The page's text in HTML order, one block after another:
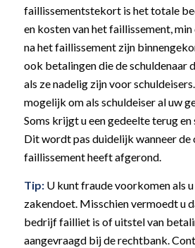
faillissementstekort is het totale
en kosten van het faillissement,
na het faillissement zijn
ook betalingen die de schuldenaar
als ze nadelig zijn voor
mogelijk om als schuldeiser al uw
Soms krijgt u een gedeelte terug en
Dit wordt pas duidelijk wanneer de
faillissement heeft afgerond.
Tip:U kunt fraude voorkomen als
zakendoet. Misschien vermoedt u
bedrijf failliet is of uitstel van
aangevraagd bij de rechtbank.